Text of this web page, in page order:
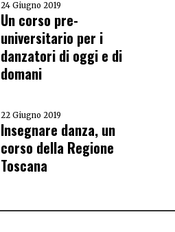
24 Giugno 2019
Un corso pre-
universitario per i
danzatori di oggi e di
domani
22 Giugno 2019
Insegnare danza, un
corso della Regione
Toscana